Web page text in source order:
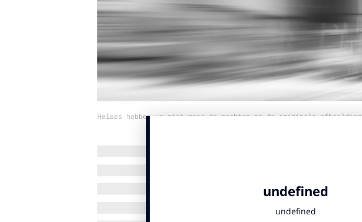
Helaas hebben we niet meer de rechten op de originele afbeelding